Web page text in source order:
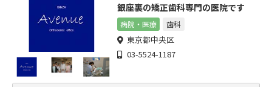
銀座裏の矯正歯科専門の医院です
病院・医療 歯科
東京都中央区
03-5524-1187